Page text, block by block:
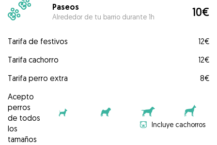
Paseos
Alrededor de tu barrio durante 1h 10€
Tarifa de festivos
12€
Tarifa cachorro
12€
Tarifa perro extra
8€
Acepto
perros
de todos
los
tamaños
Incluye cachorros